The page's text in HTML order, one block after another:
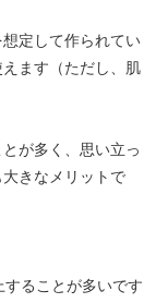
定して作られてい
ます（ただし、肌
が多く、思い立っ
きなメリットで
ることが多いです